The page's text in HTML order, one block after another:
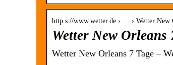
http s://www.wetter.de › … › Wetter New
Wetter New Orleans
Wetter New Orleans 7 Tage –